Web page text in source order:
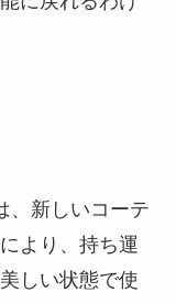
、新しいコーテ
より、持ち運
しい状態で使